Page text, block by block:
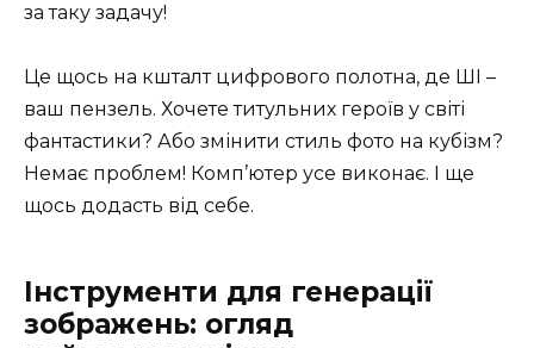
за таку задачу!
Це щось на кшталт цифрового полотна, де ШІ –
ваш пензель. Хочете титульних героїв у світі
фантастики? Або змінити стиль фото на кубізм?
Немає проблем! Комп’ютер усе виконає. І ще
щось додасть від себе.
Інструменти для генерації
зображень: огляд